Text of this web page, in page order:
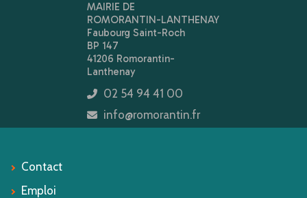
MAIRIE DE
ROMORANTIN-LANTHENAY
Faubourg Saint-Roch
BP 147
41206 Romorantin-
Lanthenay
icon
02 54 94 41 00
icon
info@romorantin.fr
Contact
Emploi